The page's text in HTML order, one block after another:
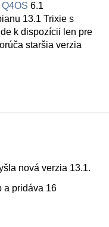
Q4OS 6.1
13.1 Trixie s
k dispozícii len pre
staršia verzia
nová verzia 13.1.
a pridáva 16